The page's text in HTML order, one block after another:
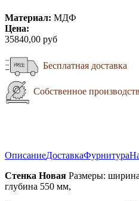
Материал: МДФ
Цена:
35840,00 руб
Бесплатная доставка
Собственное
ОписаниеДоставкаФурнитура
Стенка Новая Размеры:
глубина 550 мм,